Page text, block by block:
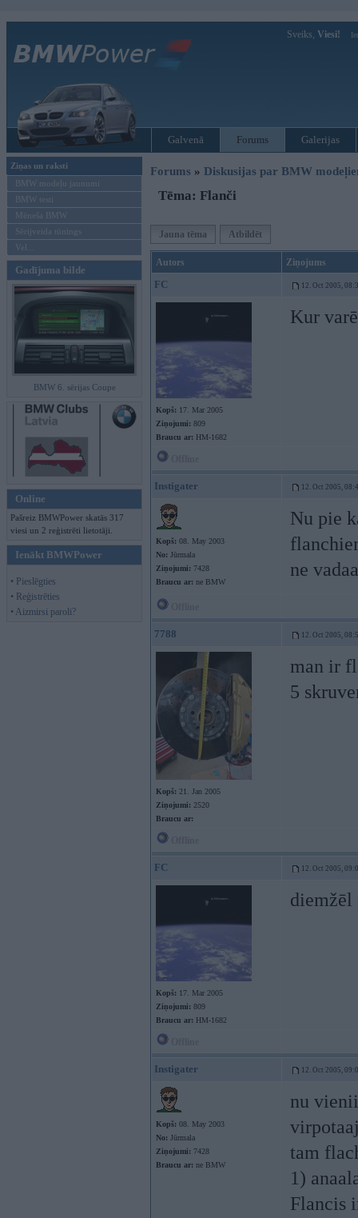
Sveiks, Viesi!
Galvenā Forums Galerijas
Ziņas un raksti
BMW modeļu jaunumi
BMW testi
Mēneša BMW
Sērijveida tūnings
Vel...
Gadījuma bilde
BMW 6. sērijas Coupe
Online
Pašreiz BMWPower skatās 317
viesi un 2 reģistrēti lietotāji.
Ienākt BMWPower
• Pieslēgties
• Reģistrēties
• Aizmirsi paroli?
Forums » Diskusijas par BMW
Tēma: Flanči
Jauna tēma Atbildēt
Autors Ziņojums
FC 12. Oct 2005,
Kopš: 17. Mar 2005
Ziņojumi: 809
Braucu ar: HM-1682
Kur
Instigater 12. Oct 2005,
Kopš: 08. May 2003
No: Jūrmala
Ziņojumi: 7428
Braucu ar: ne BMW
Nu pie
ne
7788 12. Oct 2005,
Kopš: 21. Jan 2005
Ziņojumi: 2520
Braucu ar:
man ir
5
FC 12. Oct 2005,
Kopš: 17. Mar 2005
Ziņojumi: 809
Braucu ar: HM-1682
diemžēl
Instigater 12. Oct 2005,
Kopš: 08. May 2003
No: Jūrmala
Ziņojumi: 7428
Braucu ar: ne BMW
nu
tam
1)
Flancis